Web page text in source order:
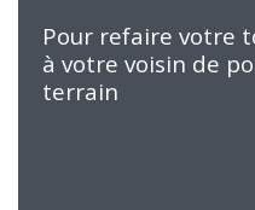
Pour refaire votre
à votre voisin de
terrain